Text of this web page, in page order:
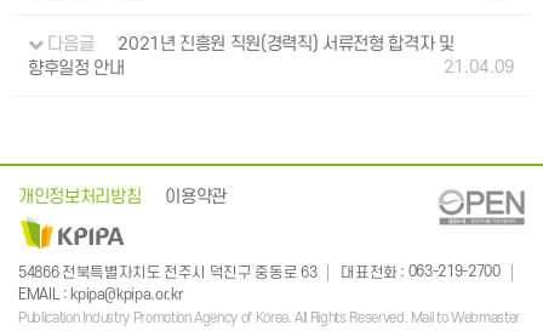
다음글
2021년 진흥원 직원(경력직) 서류전형 합격자 및
향후일정 안내
21.04.09
개인정보처리방침 이용약관
54866 전북특별자치도 전주시 덕진구 중동로 63 대표전화: 063-219-2700
EMAIL
:kpipa@kpipa.or.kr
Publication Industry Promotion Agency of Korea. All Rights Reserved. Mail to Webmaster